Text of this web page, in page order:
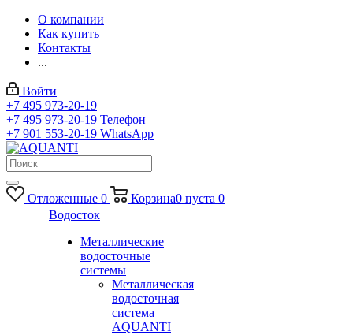
О компании
Как купить
Контакты
...
Войти
+7 495 973-20-19
+7 495 973-20-19 Телефон
+7 901 553-20-19 WhatsApp
Отложенные 0 Корзина0 пуста 0
Водосток
Металлические
водосточные
системы
Металлическая
водосточная
система
AQUANTI